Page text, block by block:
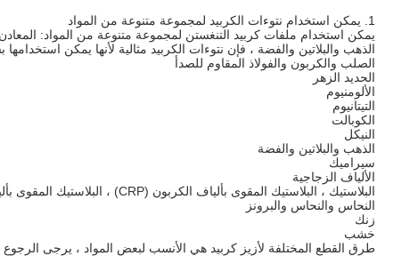
1. يمكن استخدام نتوءات الكربيد لمجموعة متنوعة من المواد
يمكن استخدام ملفات كربيد التنغستن لمجموعة متنوعة من المواد: المعادن
الذهب والبلاتين والفضة ، فإن نتوءات الكربيد مثالية لأنها يمكن
الصلب والكربون والفولاذ المقاوم للصدأ
الحديد الزهر
الألومنيوم
التيتانيوم
الكوبالت
النيكل
الذهب والبلاتين والفضة
سيراميك
الألياف الزجاجية
البلاستيك ، البلاستيك المقوى بألياف الكربون (CRP) ، البلاستيك المقوى بألياف الزجاج (GRP)
النحاس والنحاس والبرونز
زنك
خشب
طرق القطع المختلفة لأزيز كربيد هي الأنسب لبعض المواد ، يرجى الرجوع